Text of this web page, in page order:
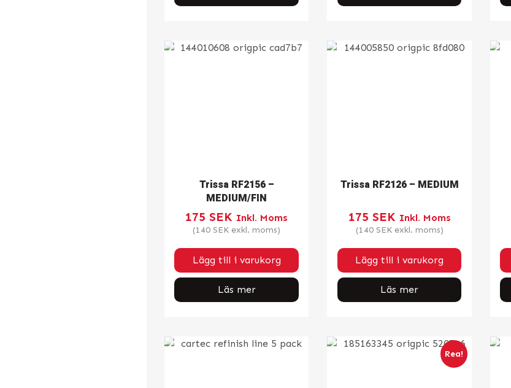
Trissa RF2156 –
MEDIUM/FIN
175 SEK Inkl. Moms
(140 SEK exkl. moms)
Lägg till i varukorg
Läs mer
Trissa RF2126 – MEDIUM
175 SEK Inkl. Moms
(140 SEKexkl. moms)
Lägg till i varukorg
Läs mer
Rea!